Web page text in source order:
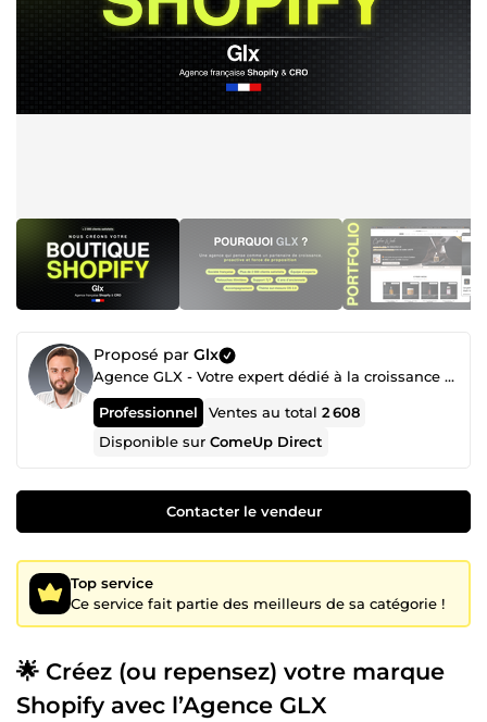
Proposé par Glx
Agence GLX - Votre expert dédié à la croissance digitale
Professionnel Ventes au total2 608
Disponible surComeUp Direct
Contacter le vendeur
Top service
Ce service fait partie des meilleurs de sa catégorie !
🌟 Créez (ou repensez) votre marque
Shopify avec l’Agence GLX